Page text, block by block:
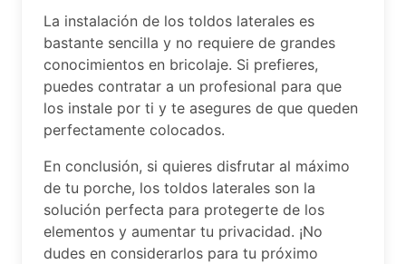
La instalación de los toldos laterales es
bastante sencilla y no requiere de grandes
conocimientos en bricolaje. Si prefieres,
puedes contratar a un profesional para que
los instale por ti y te asegures de que queden
perfectamente colocados.
En conclusión, si quieres disfrutar al máximo
de tu porche, los toldos laterales son la
solución perfecta para protegerte de los
elementos y aumentar tu privacidad. ¡No
dudes en considerarlos para tu próximo